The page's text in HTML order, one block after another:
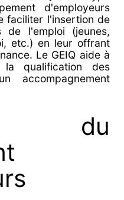
d'employeurs
faciliter l'insertion de
de l'emploi (jeunes,
etc.) en leur offrant
Le GEIQ aide à
qualification des
accompagnement
du